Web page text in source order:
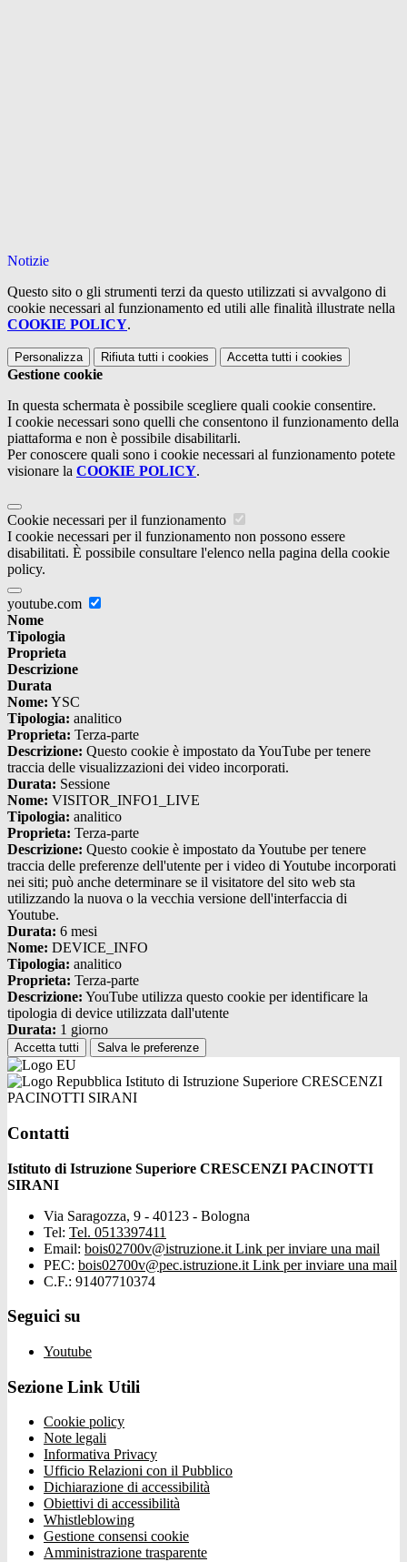
Notizie
Questo sito o gli strumenti terzi da questo utilizzati si avvalgono di
cookie necessari al funzionamento ed utili alle finalità illustrate nella
COOKIE POLICY.
Personalizza Rifiuta tutti i cookies Accetta tutti i cookies
Gestione cookie
In questa schermata è possibile scegliere quali cookie consentire.
I cookie necessari sono quelli che consentono il funzionamento della
piattaforma e non è possibile disabilitarli.
Per conoscere quali sono i cookie necessari al funzionamento potete
visionare la COOKIE POLICY.
Cookie necessari per il funzionamento
I cookie necessari per il funzionamento non possono essere
disabilitati. È possibile consultare l'elenco nella pagina della cookie
policy.
youtube.com
Nome
Tipologia
Proprieta
Descrizione
Durata
Nome: YSC
Tipologia: analitico
Proprieta: Terza-parte
Descrizione: Questo cookie è impostato da YouTube per tenere
traccia delle visualizzazioni dei video incorporati.
Durata: Sessione
Nome: VISITOR_INFO1_LIVE
Tipologia: analitico
Proprieta: Terza-parte
Descrizione: Questo cookie è impostato da Youtube per tenere
traccia delle preferenze dell'utente per i video di Youtube incorporati
nei siti; può anche determinare se il visitatore del sito web sta
utilizzando la nuova o la vecchia versione dell'interfaccia di
Youtube.
Durata: 6 mesi
Nome: DEVICE_INFO
Tipologia: analitico
Proprieta: Terza-parte
Descrizione: YouTube utilizza questo cookie per identificare la
tipologia di device utilizzata dall'utente
Durata: 1 giorno
Accetta tutti Salva le preferenze
Istituto di Istruzione Superiore CRESCENZI
PACINOTTI SIRANI
Contatti
Istituto di Istruzione Superiore CRESCENZI PACINOTTI
SIRANI
Via Saragozza, 9 - 40123 - Bologna
Tel: Tel. 0513397411
Email: bois02700v@istruzione.it Link per inviare una mail
PEC: bois02700v@pec.istruzione.it Link per inviare una mail
C.F.: 91407710374
Seguici su
Youtube
Sezione Link Utili
Cookie policy
Note legali
Informativa Privacy
Ufficio Relazioni con il Pubblico
Dichiarazione di accessibilità
Obiettivi di accessibilità
Whistleblowing
Gestione consensi cookie
Amministrazione trasparente